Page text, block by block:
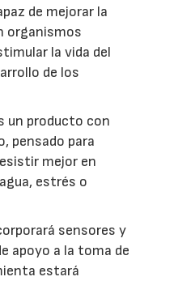
de mejorar la
organismos
la vida del
de los
un producto con
pensado para
mejor en
estrés o
sensores y
apoyo a la toma de
estará